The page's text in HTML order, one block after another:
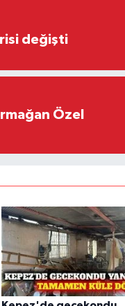
değişti
Özel